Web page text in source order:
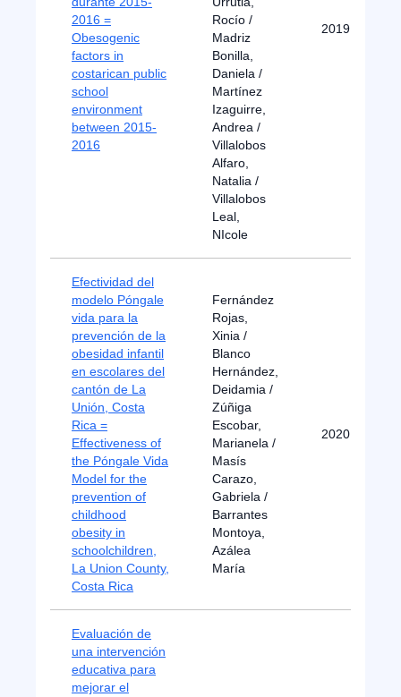
2016 =
Obesogenic
factors in
costarican public
school
environment
between 2015-
2016
Rocío /
Madriz
Bonilla,
Daniela /
Martínez
Izaguirre,
Andrea /
Villalobos
Alfaro,
Natalia /
Villalobos
Leal,
NIcole
2019
Efectividad del
modelo Póngale
vida para la
prevención de la
obesidad infantil
en escolares del
cantón de La
Unión, Costa
Rica =
Effectiveness of
the Póngale Vida
Model for the
prevention of
childhood
obesity in
schoolchildren,
La Union County,
Costa Rica
Fernández
Rojas,
Xinia /
Blanco
Hernández,
Deidamia /
Zúñiga
Escobar,
Marianela /
Masís
Carazo,
Gabriela /
Barrantes
Montoya,
Azálea
María
2020
Evaluación de
una intervención
educativa para
mejorar el